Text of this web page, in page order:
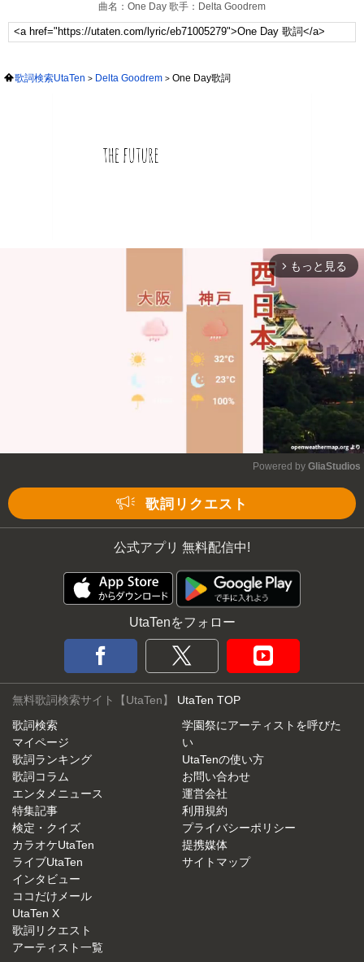
曲名：One Day 歌手：Delta Goodrem
歌詞検索UtaTen Delta Goodrem One Day歌詞
arrow_forward_ios もっと見る
Powered by GliaStudios
歌詞リクエスト
公式アプリ 無料配信中!
UtaTenをフォロー
無料歌詞検索サイト【UtaTen】 UtaTen TOP
歌詞検索
マイページ
歌詞ランキング
歌詞コラム
エンタメニュース
特集記事
検定・クイズ
カラオケUtaTen
ライブUtaTen
インタビュー
ココだけメール
UtaTen X
歌詞リクエスト
アーティスト一覧
学園祭にアーティストを呼びた
い
UtaTenの使い方
お問い合わせ
運営会社
利用規約
プライバシーポリシー
提携媒体
サイトマップ